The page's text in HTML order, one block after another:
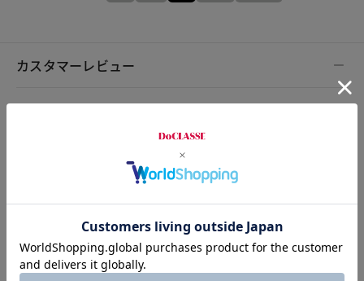
カスタマーレビュー
2026.05.10